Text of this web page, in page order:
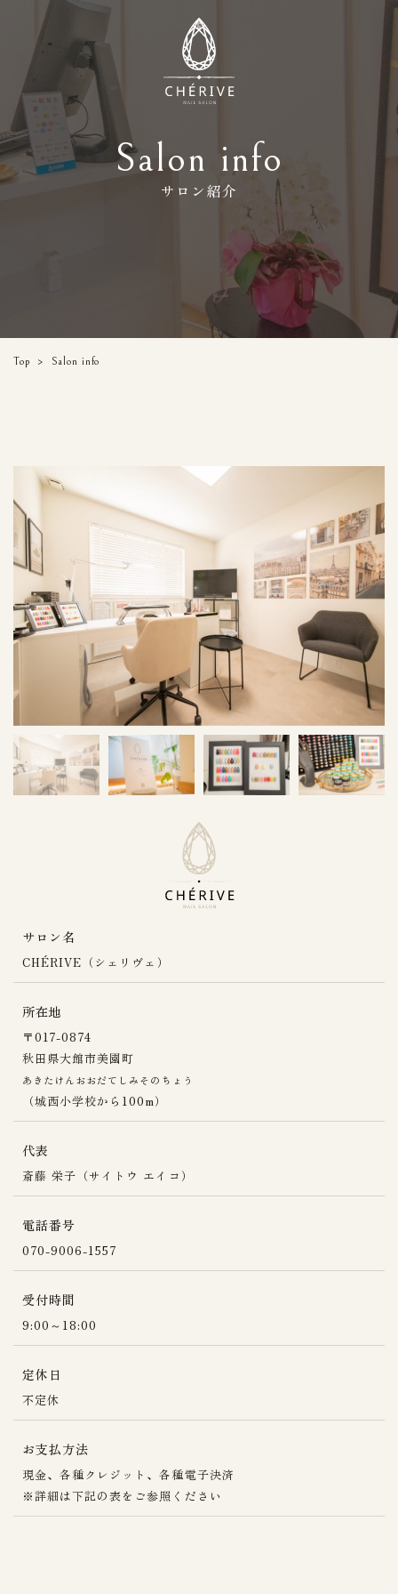
Salon info
サロン紹介
Top > Salon info
サロン名
CHÉRIVE（シェリヴェ）
所在地
〒017-0874
秋田県大館市美園町
あきたけんおおだてしみそのちょう
（城西小学校から100m）
代表
斎藤 栄子（サイトウ エイコ）
電話番号
070-9006-1557
受付時間
9:00～18:00
定休日
不定休
お支払方法
現金、各種クレジット、各種電子決済
※詳細は下記の表をご参照ください